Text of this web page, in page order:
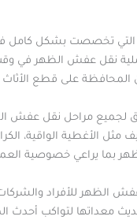
التي تخصصت بشكل كامل
عملية نقل عفش الظهر في
على قطع
لجميع مراحل نقل عفش
مثل الأغطية
بما يراعي خصوصية
الظهر للأفراد
معداتها لتواكب أحدث